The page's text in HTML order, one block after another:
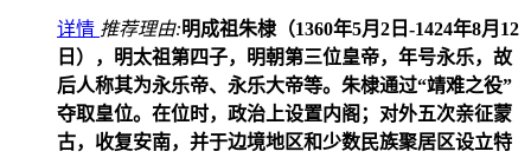
详情 推荐理由:明成祖朱棣（1360年5月2日-1424年8月12
日），明太祖第四子，明朝第三位皇帝，年号永乐，故
后人称其为永乐帝、永乐大帝等。朱棣通过“靖难之役”
夺取皇位。在位时，政治上设置内阁；对外五次亲征蒙
古，收复安南，并于边境地区和少数民族聚居区设立特